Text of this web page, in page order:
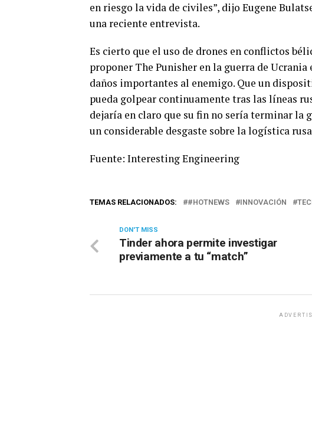
en riesgo la vida de civiles”, dijo Eugene
una reciente entrevista.
Es cierto que el uso de drones en conflictos
proponer The Punisher en la guerra de
daños importantes al enemigo. Que un
pueda golpear continuamente tras las líneas
dejaría en claro que su fin no sería terminar la
un considerable desgaste sobre la logística
Fuente: Interesting Engineering
TEMAS RELACIONADOS: #HOTNEWS INNOVACIÓN
DON'T MISS
Tinder ahora permite investigar
previamente a tu “match”